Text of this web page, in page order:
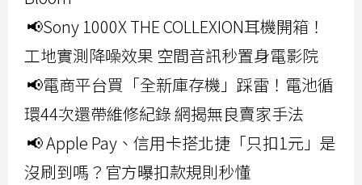
📢Sony 1000X THE COLLEXION耳機開箱！
工地實測降噪效果 空間音訊秒置身電影院
📢電商平台買「全新庫存機」踩雷！電池循
環44次還帶維修紀錄 網揭無良賣家手法
📢 Apple Pay、信用卡搭北捷「只扣1元」是
沒刷到嗎？官方曝扣款規則秒懂